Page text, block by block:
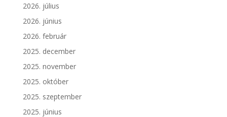
2026. július
2026. június
2026. február
2025. december
2025. november
2025. október
2025. szeptember
2025. június